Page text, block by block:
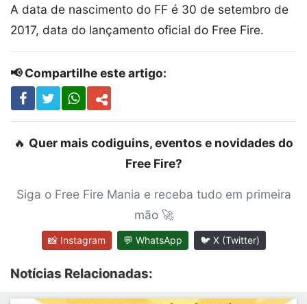
A data de nascimento do FF é 30 de setembro de
2017, data do lançamento oficial do Free Fire.
📢 Compartilhe este artigo:
🔥 Quer mais codiguins, eventos e novidades do
Free Fire?
Siga o Free Fire Mania e receba tudo em primeira
mão 🚀
📸 Instagram 💬 WhatsApp 🐦 X (Twitter)
Notícias Relacionadas: